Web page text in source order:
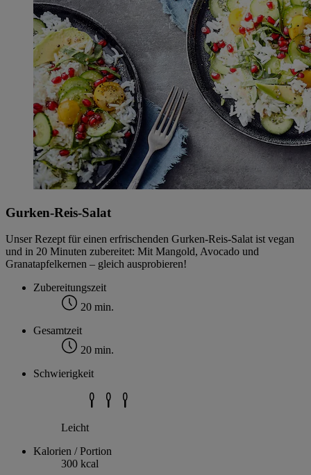
Gurken-Reis-Salat
Unser Rezept für einen erfrischenden Gurken-Reis-Salat ist vegan
und in 20 Minuten zubereitet: Mit Mangold, Avocado und
Granatapfelkernen – gleich ausprobieren!
Zubereitungszeit
20 min.
Gesamtzeit
20 min.
Schwierigkeit
Leicht
Kalorien / Portion
300 kcal